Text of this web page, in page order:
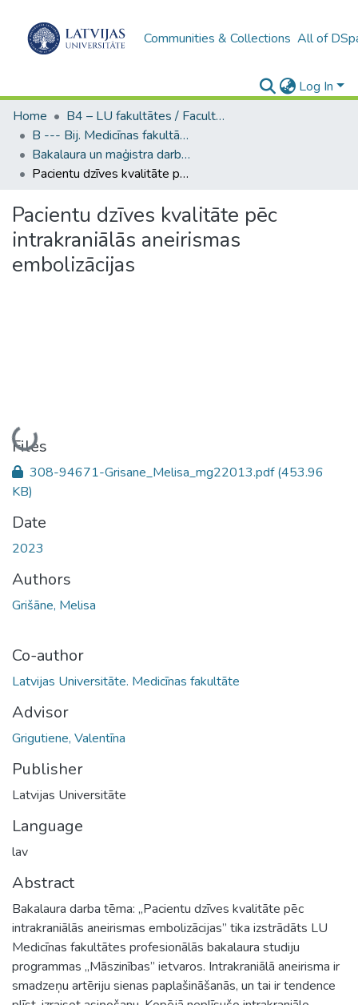
Communities & Collections All of
Log In
Home
B4 – LU fakultātes / Faculties of the UL
B --- Bij. Medicīnas fakultātes studentu noslēguma darbi / Faculty of Medicine - Graduate works
Bakalaura un maģistra darbi (MF) / Bachelor's and Master's theses
Pacientu dzīves kvalitāte pēc intrakraniālās aneirismas embolizācijas
Pacientu dzīves kvalitāte pēc
intrakraniālās aneirismas
embolizācijas
Loading...
Files
308-94671-Grisane_Melisa_mg22013.pdf(453.96
KB)
Date
2023
Authors
Grišāne, Melisa
Co-author
Latvijas Universitāte. Medicīnas fakultāte
Advisor
Grigutiene, Valentīna
Publisher
Latvijas Universitāte
Language
lav
Abstract
Bakalaura darba tēma: „Pacientu dzīves kvalitāte pēc
intrakraniālās aneirismas embolizācijas” tika izstrādāts LU
Medicīnas fakultātes profesionālās bakalaura studiju
programmas „Māszinības” ietvaros. Intrakraniālā aneirisma ir
smadzeņu artēriju sienas paplašināšanās, un tai ir tendence